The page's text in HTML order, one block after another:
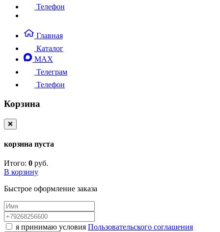
Телефон
Главная
Каталог
MAX
Телеграм
Телефон
Корзина
❌
корзина пуста
Итого: 0 руб.
В корзину
Быстрое оформление заказа
я принимаю условия Пользовательского соглашения